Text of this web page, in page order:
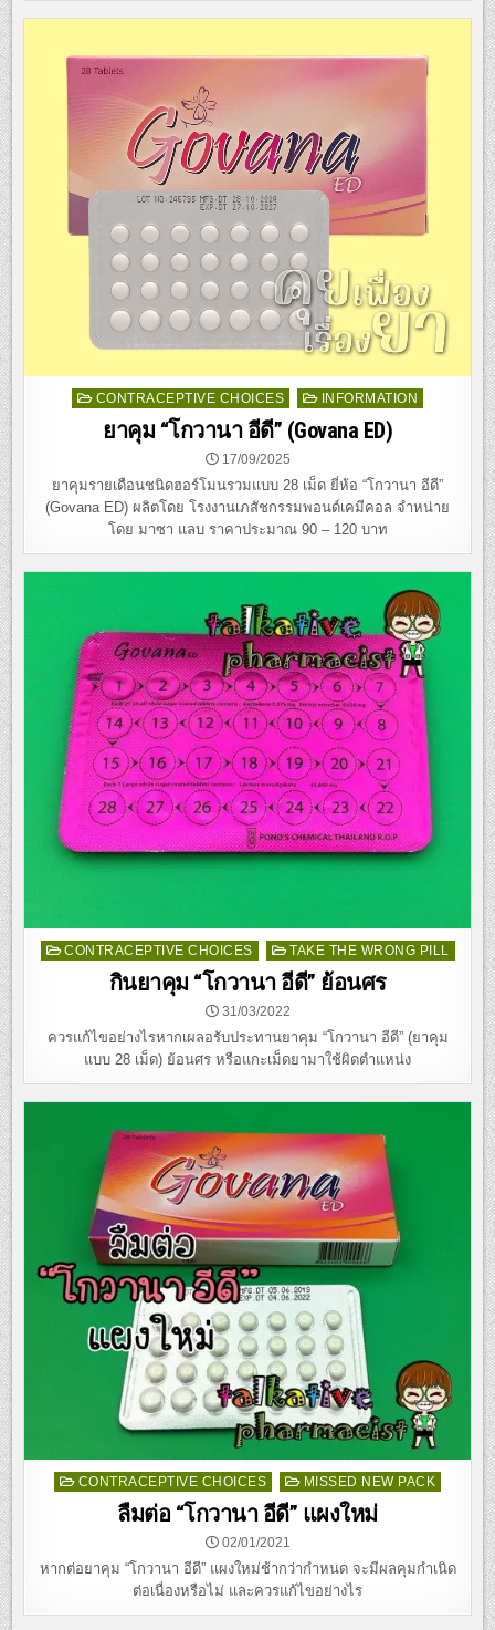
PostedCONTRACEPTIVE CHOICES INFORMATION
ยาคุม “โกวานา อีดี” (Govana ED)
17/09/2025
ยาคุมรายเดือนชนิดฮอร์โมนรวมแบบ 28 เม็ด ยี่ห้อ “โกวานา อีดี”
(Govana ED) ผลิตโดย โรงงานเภสัชกรรมพอนด์เคมีคอล จำหน่าย
โดย มาซา แลบ ราคาประมาณ 90 – 120 บาท
PostedCONTRACEPTIVE CHOICES TAKE THE WRONG PILL
กินยาคุม “โกวานา อีดี” ย้อนศร
31/03/2022
ควรแก้ไขอย่างไรหากเผลอรับประทานยาคุม “โกวานา อีดี” (ยาคุม
แบบ 28 เม็ด) ย้อนศร หรือแกะเม็ดยามาใช้ผิดตำแหน่ง
PostedCONTRACEPTIVE CHOICES MISSED NEW PACK
ลืมต่อ “โกวานา อีดี” แผงใหม่
02/01/2021
หากต่อยาคุม “โกวานา อีดี” แผงใหม่ช้ากว่ากำหนด จะมีผลคุมกำเนิด
ต่อเนื่องหรือไม่ และควรแก้ไขอย่างไร